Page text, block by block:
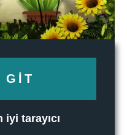
GIT
tarayıcı